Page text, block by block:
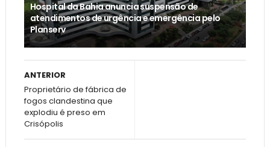
Hospital da Bahia anuncia suspensão de
atendimentos de urgência e emergência pelo
Planserv
ANTERIOR
Proprietário de fábrica de
fogos clandestina que
explodiu é preso em
Crisópolis